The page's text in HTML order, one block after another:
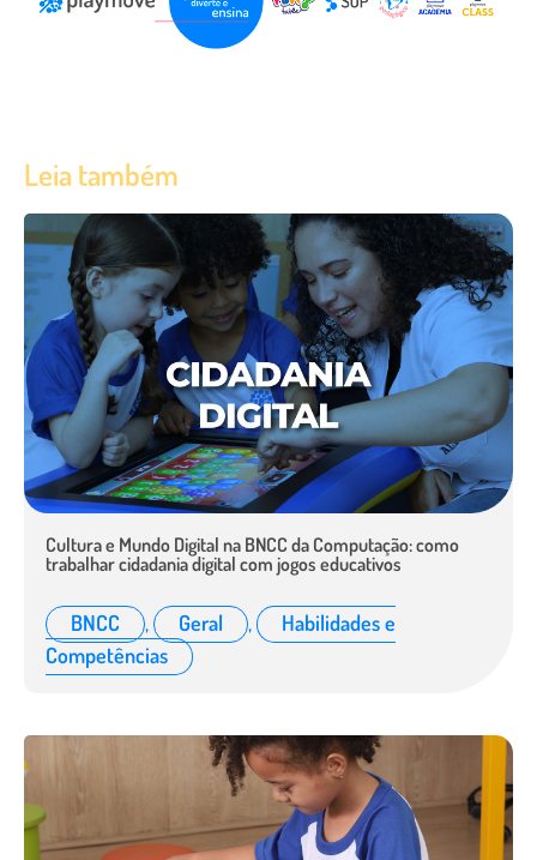
Leia também
Cultura e Mundo Digital na BNCC da Computação: como
trabalhar cidadania digital com jogos educativos
BNCC , Geral ,
Habilidades e
Competências